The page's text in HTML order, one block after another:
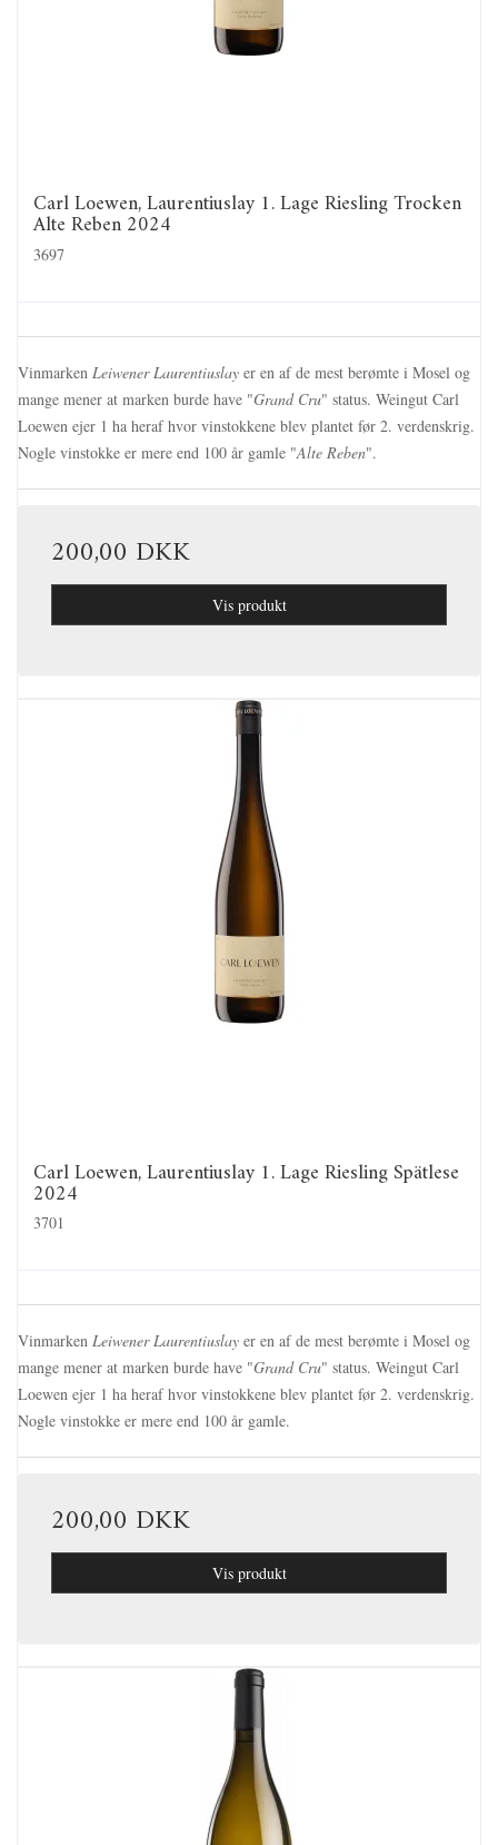
Carl Loewen, Laurentiuslay 1. Lage Riesling Trocken
Alte Reben 2024
3697
Vinmarken Leiwener Laurentiuslay er en af de mest berømte i Mosel og
mange mener at marken burde have "Grand Cru" status. Weingut Carl
Loewen ejer 1 ha heraf hvor vinstokkene blev plantet før 2. verdenskrig.
Nogle vinstokke er mere end 100 år gamle "Alte Reben".
200,00 DKK
Vis produkt
Carl Loewen, Laurentiuslay 1. Lage Riesling Spätlese
2024
3701
Vinmarken Leiwener Laurentiuslay er en af de mest berømte i Mosel og
mange mener at marken burde have "Grand Cru" status. Weingut Carl
Loewen ejer 1 ha heraf hvor vinstokkene blev plantet før 2. verdenskrig.
Nogle vinstokke er mere end 100 år gamle.
200,00 DKK
Vis produkt